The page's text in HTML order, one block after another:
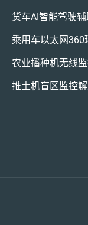
货车AI智能驾驶
乘用车以太网360
农业播种机无线
推土机盲区监控